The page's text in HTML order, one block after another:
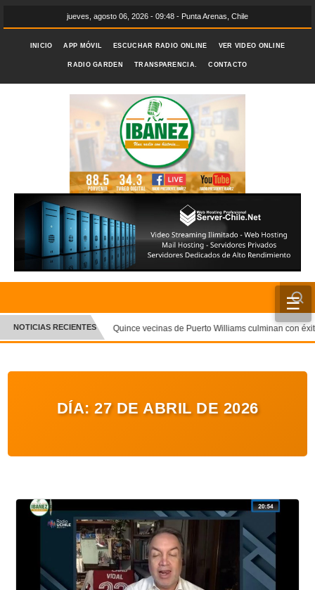
jueves, agosto 06, 2026 - 09:48 - Punta Arenas, Chile
INICIO APP MÓVIL ESCUCHAR RADIO ONLINE VER VIDEO ONLINE
RADIO GARDEN TRANSPARENCIA. CONTACTO
☰
INICIO
CRÓNICA
ENTRETENIMIENTO Y CULTURA
AUDIOS
VIDEOS
GALERIA DE FOTOS
NOTICIAS RECIENTES Quince vecinas de Puerto Williams culminan con
DÍA: 27 DE ABRIL DE 2026